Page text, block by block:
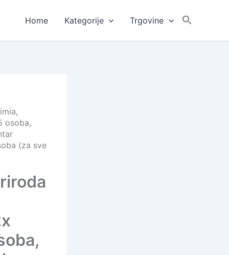
Home Kategorije Trgovine
osoba,
(za sve